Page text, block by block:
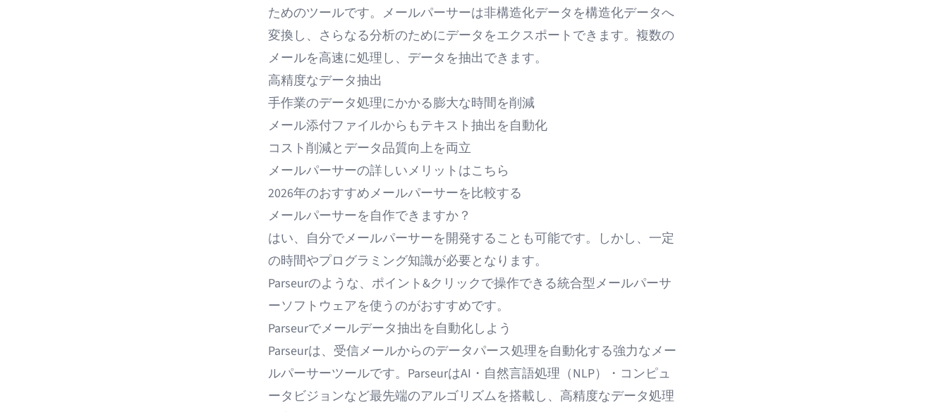
ためのツールです。メールパーサーは非構造化データを構造化データへ
変換し 、さらなる分析のためにデータをエクスポートできます。複数の
メールを高速に処理し、データを抽出できます。
高精度なデータ抽出
手作業のデータ処理にかかる膨大な時間を削減
メール添付ファイルからもテキスト抽出を自動化
コスト削減とデータ品質向上を両立
メールパーサーの詳しいメリットはこちら
2026年のおすすめメールパーサーを比較する
メールパーサーを自作できますか？
はい、 自分でメールパーサーを開発することも可能です。しかし、一定
の時間やプログラミング知識が必要となります。
Parseurのような、ポイント&クリックで操作できる統合型メールパーサ
ーソフトウェアを使うのがおすすめです。
Parseurでメールデータ抽出を自動化しよう
Parseurは、受信メールからのデータパース処理を自動化する強力なメー
ルパーサーツールです。ParseurはAI・自然言語処理（NLP）・コンピュ
ータビジョンなど最先端のアルゴリズムを搭載し、高精度なデータ処理